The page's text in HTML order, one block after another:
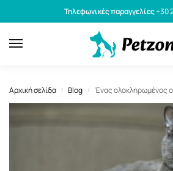
Τηλεφωνικές παραγγελίες+30
Αρχική σελίδα / Blog / Ένας ολοκληρωμένος